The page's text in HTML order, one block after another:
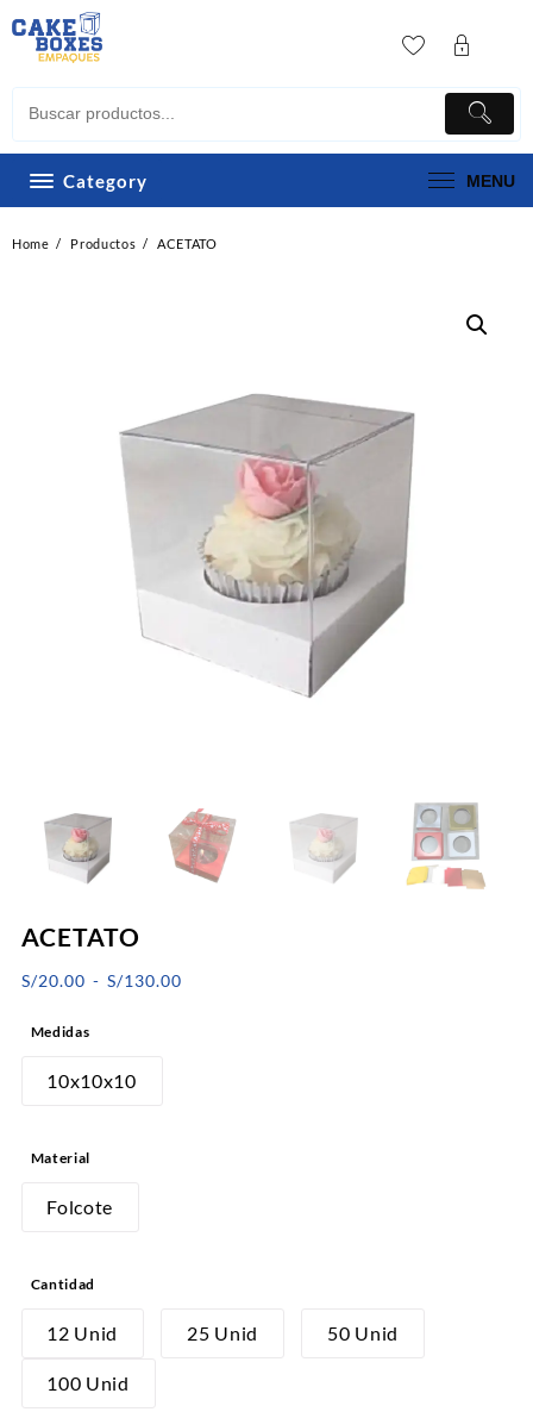
to
content
Category MENU
Home Productos ACETATO
ACETATO
S/20.00 - S/130.00Rango
Medidas
10x10x10
Material
Folcote
Cantidad
12 Unid 25 Unid 50 Unid
100 Unid